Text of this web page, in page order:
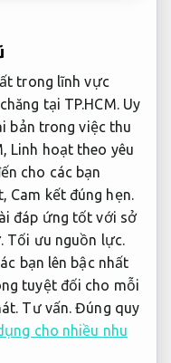
trong lĩnh vực
tại TP.HCM. Uy
bản trong việc thu
Linh hoạt theo yêu
cho các bạn
Cam kết đúng hẹn.
đáp ứng tốt với sở
Tối ưu nguồn lực.
bạn lên bậc nhất
tuyệt đối cho mỗi
Tư vấn. Đúng quy
cho nhiều nhu